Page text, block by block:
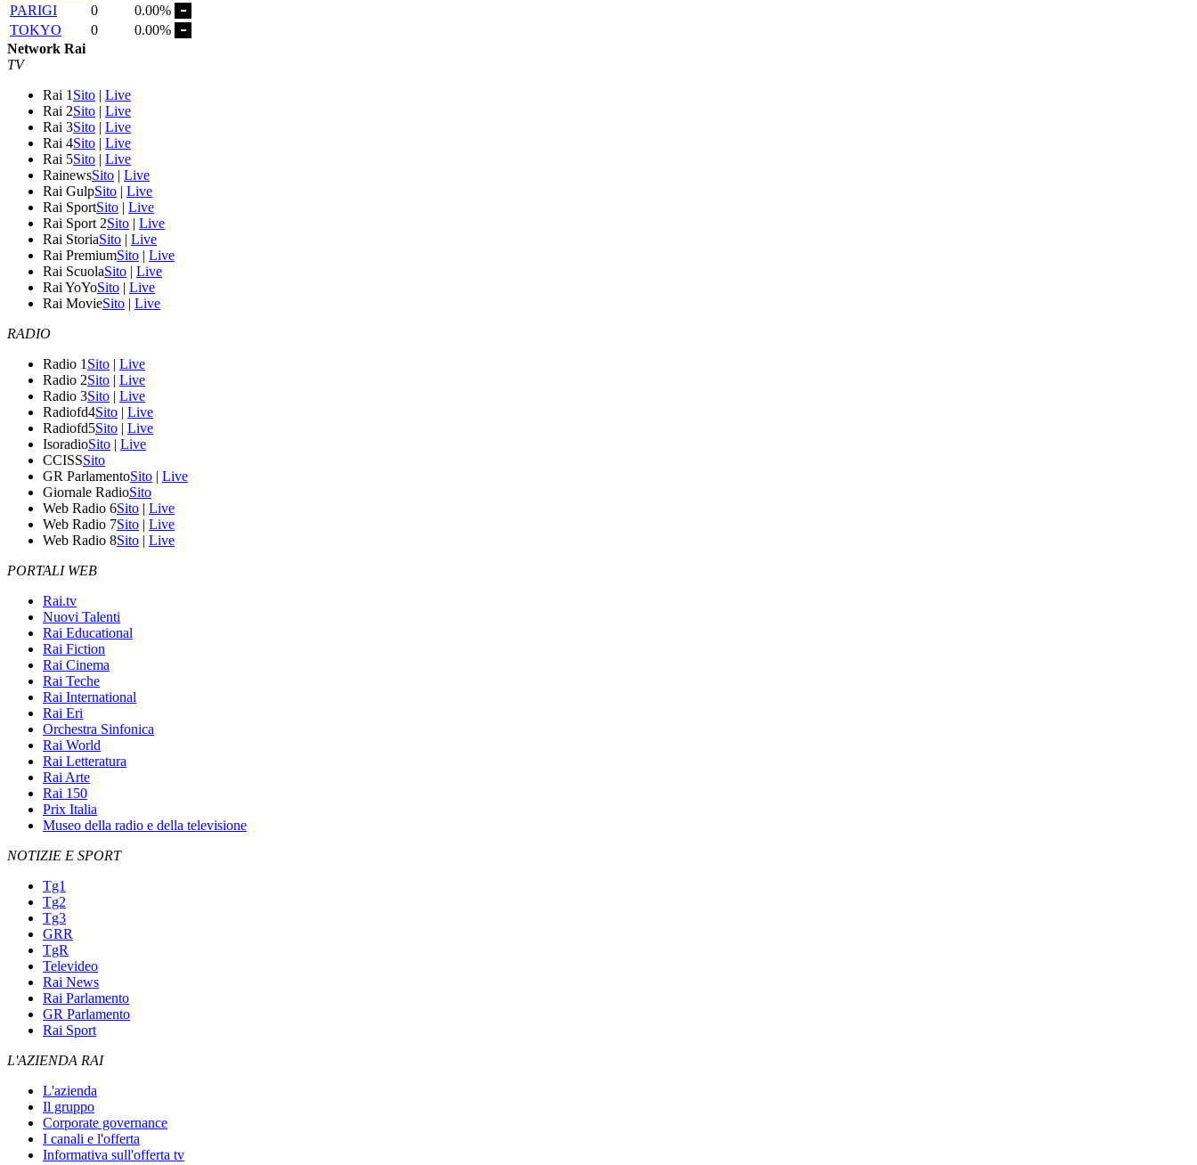
PARIGI
0
0.00%
TOKYO
0
0.00%
Network Rai
TV
Rai 1 Sito | Live
Rai 2Sito | Live
Rai 3Sito | Live
Rai 4Sito | Live
Rai 5Sito | Live
RainewsSito | Live
Rai GulpSito | Live
Rai SportSito | Live
Rai Sport 2Sito | Live
Rai StoriaSito | Live
Rai PremiumSito | Live
Rai ScuolaSito | Live
Rai YoYoSito | Live
Rai MovieSito | Live
RADIO
Radio 1 Sito | Live
Radio 2Sito | Live
Radio 3Sito | Live
Radiofd4Sito | Live
Radiofd5Sito | Live
IsoradioSito | Live
CCISSSito
GR ParlamentoSito | Live
Giornale RadioSito
Web Radio 6Sito | Live
Web Radio 7Sito | Live
Web Radio 8Sito | Live
PORTALI WEB
Rai.tv
Nuovi Talenti
Rai Educational
Rai Fiction
Rai Cinema
Rai Teche
Rai International
Rai Eri
Orchestra Sinfonica
Rai World
Rai Letteratura
Rai Arte
Rai 150
Prix Italia
Museo della radio e della televisione
NOTIZIE E SPORT
Tg1
Tg2
Tg3
GRR
TgR
Televideo
Rai News
Rai Parlamento
GR Parlamento
Rai Sport
L'AZIENDA RAI
L'azienda
Il gruppo
Corporate governance
I canali e l'offerta
Informativa sull'offerta tv